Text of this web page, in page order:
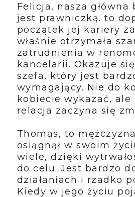
Felicja, nasza główna
jest prawniczką. to
początek jej kariery
właśnie otrzymała
zatrudnienia w
kancelarii. Okazuje
szefa, który jest
wymagający. Nie do
kobiecie wykazać, ale
relacja zaczyna się
Thomas, to
osiągnął w swoim
wiele, dzięki
do celu. Jest bardzo
działaniach i rzadko
Kiedy w jego życiu